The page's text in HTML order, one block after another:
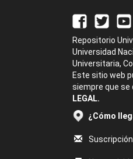
Repositorio
Universidad
Universitaria,
Este sitio web
siempre que se
LEGAL.
¿Cómo